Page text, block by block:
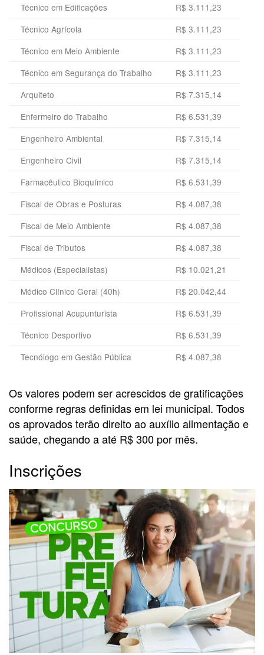
Técnico em Edificações
R$ 3.111,23
Técnico Agrícola
R$ 3.111,23
Técnico em Meio Ambiente
R$ 3.111,23
Técnico em Segurança do Trabalho
R$ 3.111,23
Arquiteto
R$ 7.315,14
Enfermeiro do Trabalho
R$ 6.531,39
Engenheiro Ambiental
R$ 7.315,14
Engenheiro Civil
R$ 7.315,14
Farmacêutico Bioquímico
R$ 6.531,39
Fiscal de Obras e Posturas
R$ 4.087,38
Fiscal de Meio Ambiente
R$ 4.087,38
Fiscal de Tributos
R$ 4.087,38
Médicos (Especialistas)
R$ 10.021,21
Médico Clínico Geral (40h)
R$ 20.042,44
Profissional Acupunturista
R$ 6.531,39
Técnico Desportivo
R$ 6.531,39
Tecnólogo em Gestão Pública
R$ 4.087,38
Os valores podem ser acrescidos de gratificações
conforme regras definidas em lei municipal. Todos
os aprovados terão direito ao auxílio alimentação e
saúde, chegando a até R$ 300 por mês.
Inscrições